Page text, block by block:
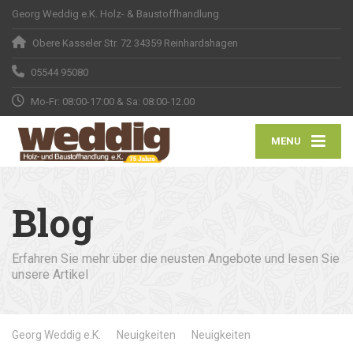
Georg Weddig e.K. Holz- & Baustoffhandlung
Obere Kasseler Str. 72 34359 Reinhardshagen
05544 95080
Mo-Fr: 08:00-17:00 & Sa: 08:00-12.00
MENU
Blog
Erfahren Sie mehr über die neusten Angebote und lesen Sie
unsere Artikel
Georg Weddig e.K. Neuigkeiten
Neuigkeiten